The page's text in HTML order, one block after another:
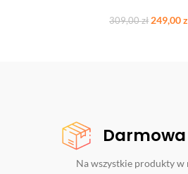
309,00zł 249,00
Na wszystkie produkty w